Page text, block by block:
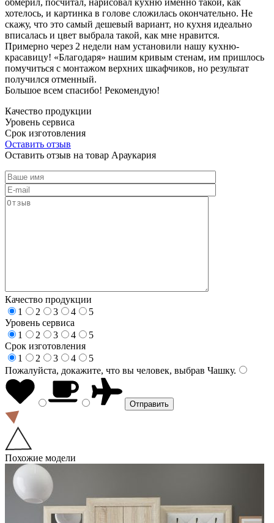
хотелось, и картинка в голове сложилась окончательно. Не
скажу, что это самый дешевый вариант, но кухня идеально
вписалась и цвет выбрала такой, как мне нравится.
Примерно через 2 недели нам установили нашу кухню-
красавицу! «Благодаря» нашим кривым стенам, им пришлось
помучиться с монтажом верхних шкафчиков, но результат
получился отменный.
Большое всем спасибо! Рекомендую!
Качество продукции
Уровень сервиса
Срок изготовления
Оставить отзыв
Оставить отзыв на товар Араукария
Качество продукции
1
2 3 4
5
Уровень сервиса
1
2 3 4
5
Срок изготовления
1
2 3 4
5
Пожалуйста, докажите, что вы человек, выбрав Чашку.
Похожие модели